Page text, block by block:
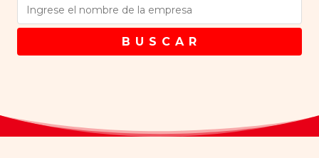
B U S C A R